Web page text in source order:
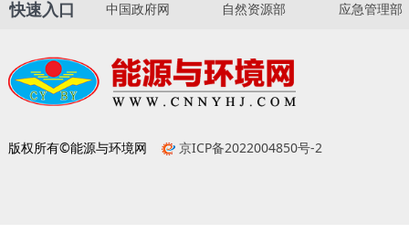
小行星防御任务，并发布首次近地小
用“伴飞+动能撞击+伴飞”模式。
电自主化标志性成果，是完全
电技术的先进水平。
版权所有©能源与环境网 京ICP备2022004850号-2
快速入口 中国政府网 自然资源部 应急管理部